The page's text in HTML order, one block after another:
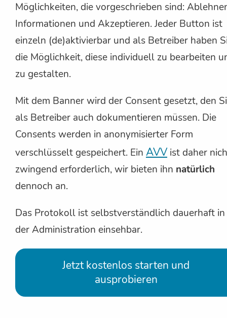
Möglichkeiten, die vorgeschrieben sind:
Informationen und Akzeptieren. Jeder Button ist
einzeln (de)aktivierbar und als Betreiber haben
die Möglichkeit, diese individuell zu bearbeiten
zu gestalten.
Mit dem Banner wird der Consent gesetzt, den
als Betreiber auch dokumentieren müssen. Die
Consents werden in anonymisierter Form
verschlüsselt gespeichert. Ein AVV ist daher
zwingend erforderlich, wir bieten ihn natürlich
dennoch an.
Das Protokoll ist selbstverständlich dauerhaft in
der Administration einsehbar.
Jetzt kostenlos starten und
ausprobieren